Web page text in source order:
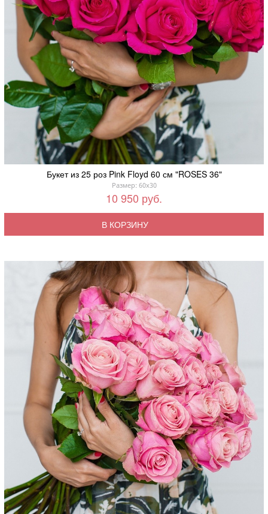
Букет из 25 роз Pink Floyd 60 см "ROSES 36"
Размер: 60x30
10 950 руб.
В КОРЗИНУ